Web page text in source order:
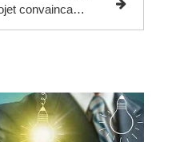
Repreneur : monter un projet convaincant nos conseils. # 1